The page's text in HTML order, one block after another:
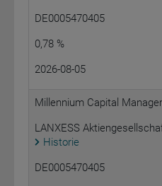
DE0005470405
0,78 %
2026-08-05
Millennium Capital
LANXESS
Historie
DE0005470405